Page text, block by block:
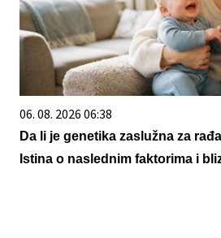
06. 08. 2026 06:38
Da li je genetika zaslužna za
Istina o naslednim faktorima i